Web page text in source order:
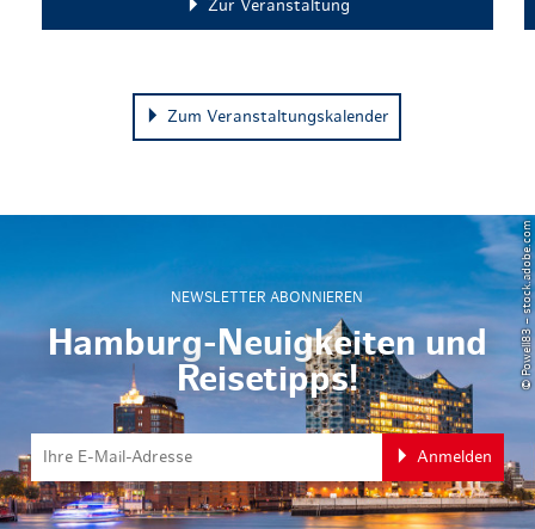
Zur Veranstaltung
Zum Veranstaltungskalender
NEWSLETTER ABONNIEREN
Hamburg-Neuigkeiten und
Reisetipps!
Anmelden
© Powell83 – stock.adobe.com